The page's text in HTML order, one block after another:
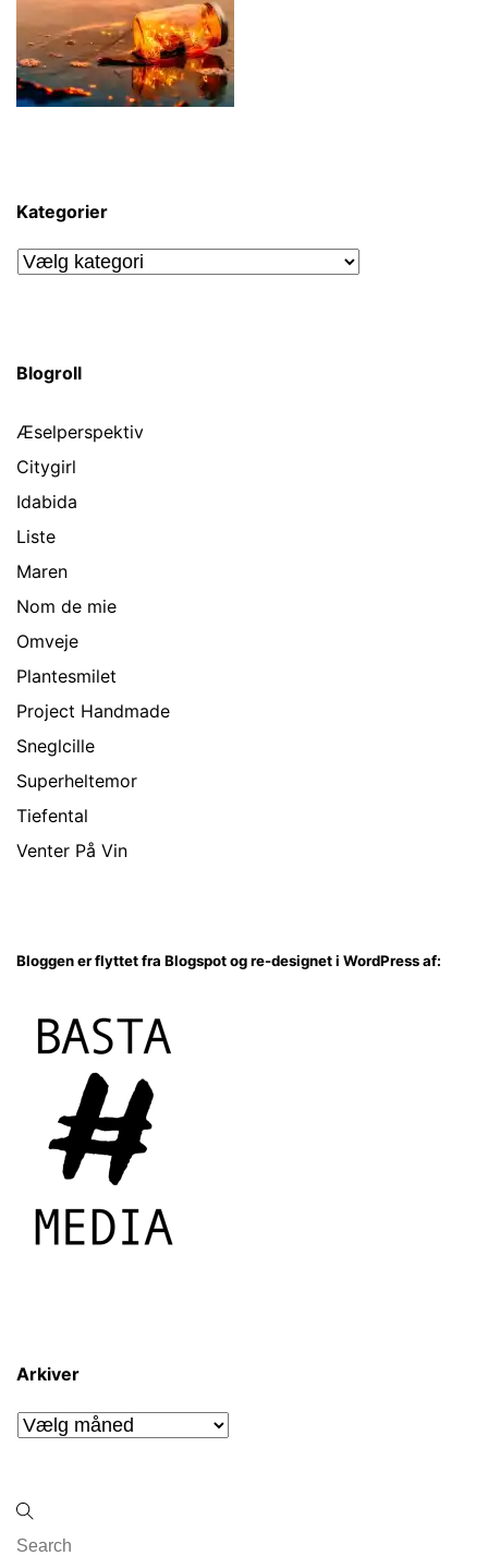
Kategorier
Kategorier
Blogroll
Æselperspektiv
Citygirl
Idabida
Liste
Maren
Nom de mie
Omveje
Plantesmilet
Project Handmade
Sneglcille
Superheltemor
Tiefental
Venter På Vin
Bloggen er flyttet fra Blogspot og re-designet i WordPress af:
Arkiver
Arkiver